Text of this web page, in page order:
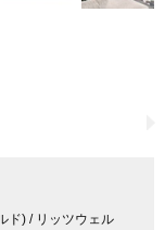
ド) / リッツウェル